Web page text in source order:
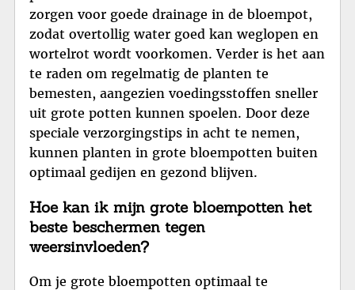
zorgen voor goede drainage in de bloempot,
zodat overtollig water goed kan weglopen en
wortelrot wordt voorkomen. Verder is het aan
te raden om regelmatig de planten te
bemesten, aangezien voedingsstoffen sneller
uit grote potten kunnen spoelen. Door deze
speciale verzorgingstips in acht te nemen,
kunnen planten in grote bloempotten buiten
optimaal gedijen en gezond blijven.
Hoe kan ik mijn grote bloempotten het
beste beschermen tegen
weersinvloeden?
Om je grote bloempotten optimaal te